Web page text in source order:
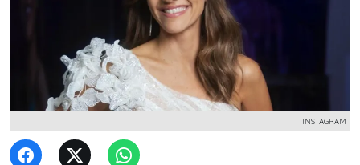
INSTAGRAM